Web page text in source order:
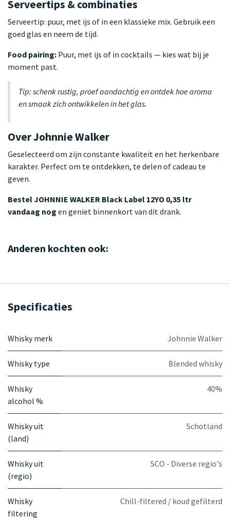
Serveertips & combinaties
Serveertip: puur, met ijs of in een klassieke mix. Gebruik een
goed glas en neem de tijd.
Food pairing: Puur, met ijs of in cocktails — kies wat bij je
moment past.
Tip: schenk rustig, proef aandachtig en ontdek hoe aroma
en smaak zich ontwikkelen in het glas.
Over Johnnie Walker
Geselecteerd om zijn constante kwaliteit en het herkenbare
karakter. Perfect om te ontdekken, te delen of cadeau te
geven.
Bestel JOHNNIE WALKER Black Label 12YO 0,35 ltr
vandaag nog en geniet binnenkort van dit drank.
Anderen kochten ook:
Specificaties
Whisky merk Johnnie Walker
Whisky type Blended whisky
Whisky
alcohol %
40%
Whisky uit
(land)
Schotland
Whisky uit
(regio)
SCO - Diverse regio's
Whisky
filtering
Chill-filtered / koud gefilterd